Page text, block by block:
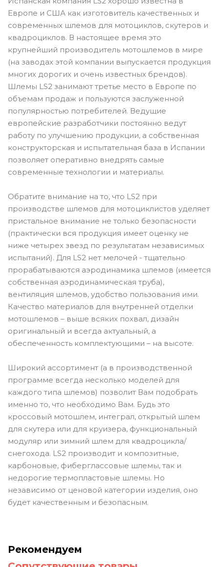
Европе и США как изготовитель качественных и
современных шлемов для мотоциклов, скутеров и
квадроциклов. В настоящее время это
крупнейший производитель мотошлемов в мире
(на заводах этой компании выпускается продукция
многих дорогих и очень известных брендов).
Шлемы LS2 занимают третье место в Европе по
объемам продаж и пользуются заслуженной
популярностью потребителей. Ведущие
европейские разработчики постоянно ведут
работу по улучшению продукции, а собственная
конструкторская и испытательная база в Испании
позволяет оперативно внедрять самые
современные технологии и материалы.
Обратите внимание на то, что LS2 при
производстве шлемов для мотоциклистов уделяет
пристальное внимание не только безопасности
(практически вся продукция имеет оценку не
ниже четырех звезд по результатам независимых
испытаний). Для LS2 нет мелочей - тщательно
прорабатываются аэродинамика шлемов (имеется
собственная аэродинамическая труба),
вентиляция шлемов, удобство пользования ими.
Качество материалов для внутренней отделки
мотошлемов – выше всяких похвал, дизайн
оригинальный и всегда актуальный, а
обеспеченность комплектующими – на высоте.
Широкий ассортимент (а в производственной
программе всегда несколько моделей для
каждого типа шлемов) позволит Вам подобрать
именно то, что необходимо Вам. Будь это
кроссовый мотошлем, интеграл, открытый шлем
для скутера или для круизера, функциональный
модуляр или зимний шлем для квадроцикла/
снегохода. LS2 производит и композитные,
карбоновые, фиберглассовые шлемы, так и
недорогие термопластовые шлемы. Но
независимо от ценовой категории изделия, оно
будет качественным и безопасным.
Рекомендуем